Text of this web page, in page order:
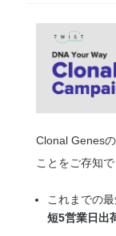
Clonal Genes
ことをご存知
これまでの
短5営業日出